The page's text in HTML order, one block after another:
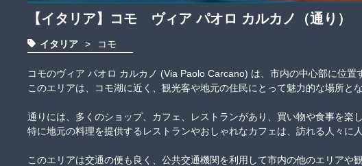
【イタリア】コモ ヴィア パオロ カルカノ（通り）
イタリア > コモ
コモのヴィア パオロ カルカノ (Via Paolo Carcano) は、市内の中心部に位置
このエリアは、コモ湖に近く、観光客や地元の住民にとって魅力的な場所とな
通りには、多くのショップ、カフェ、レストランがあり、買い物や食事を楽
特に地元の料理を提供するレストランやおしゃれなカフェは、訪れる人々に人
このエリアは交通の便も良く、公共交通機関を利用して市内の他のエリアや